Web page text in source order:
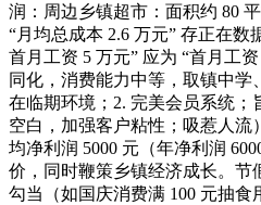
润：周边乡镇超市：面积约 80
“月均总成本 2.6 万元” 存正在数
首月工资 5 万元” 应为 “首月工
同化，消费能力中等，取镇中
在临期环境；2. 完美会员系统
空白，加强客户粘性；吸惹人流
均净利润 5000 元（年净利润
价，同时鞭策乡镇经济成长。节
勾当（如国庆消费满 100 元抽食